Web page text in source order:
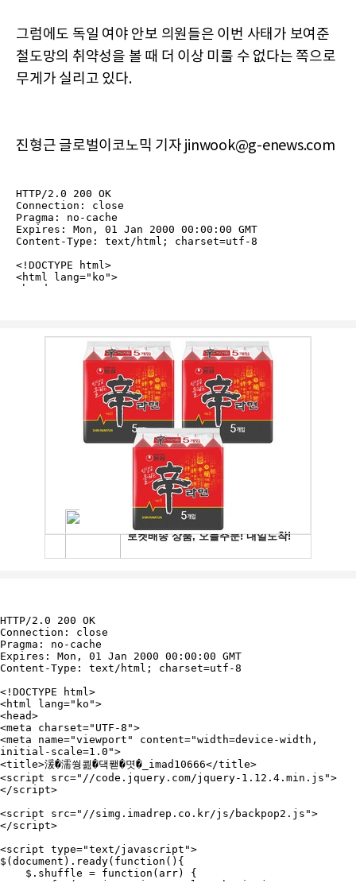
그럼에도 독일 여야 안보 의원들은 이번 사태가 보여준
철도망의 취약성을 볼 때 더 이상 미룰 수 없다는 쪽으로
무게가 실리고 있다.
진형근 글로벌이코노믹 기자 jinwook@g-enews.com